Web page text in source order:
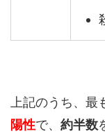
上記のうち、最
陽性で、 約半数